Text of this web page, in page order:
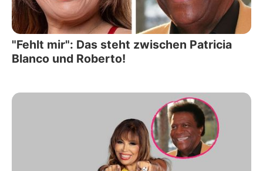
"Fehlt mir": Das steht zwischen Patricia
Blanco und Roberto!